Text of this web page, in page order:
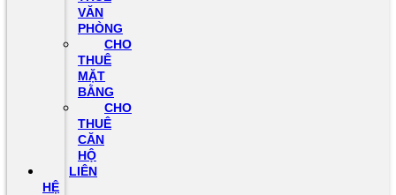
VĂN
PHÒNG
CHO
THUÊ
MẶT
BẰNG
CHO
THUÊ
CĂN
HỘ
LIÊN
HỆ